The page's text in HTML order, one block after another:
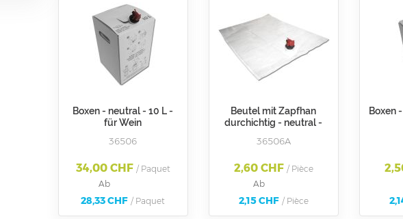
Boxen - neutral - 10 L -
für Wein
36506
34,00 CHF / Paquet
Ab
28,33 CHF / Paquet
Beutel mit Zapfhan
durchichtig - neutral -
EVOH
36506A
2,60 CHF / Pièce
Ab
2,15 CHF / Pièce
Boxen